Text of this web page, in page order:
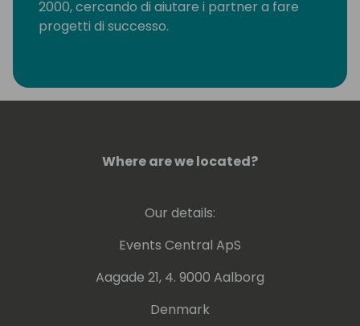
2000, cercando di aiutare i partner a fare
progetti di successo.
Where are we located?
Our details:
Events Central ApS
Aagade 21, 4. 9000 Aalborg
Denmark